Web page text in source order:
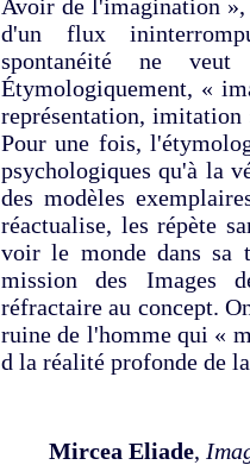
Avoir de l'imagination
d'un flux
spontanéité ne
Étymologiquement, «
représentation, imitation
Pour une fois,
psychologiques qu'à la
des modèles
réactualise, les répète
voir le monde dans
mission des Images
réfractaire au concept.
ruine de l'homme qui «
d la réalité profonde de
Mircea Eliade,